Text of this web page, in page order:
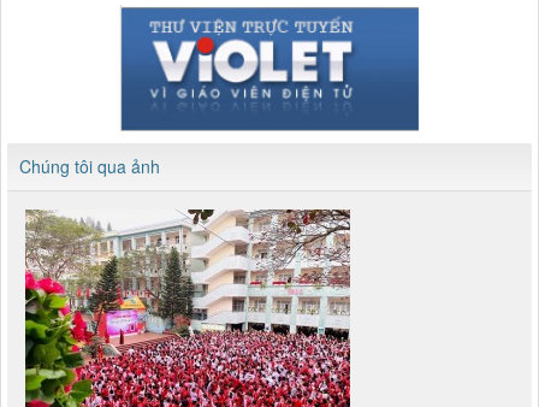
Chúng tôi qua ảnh